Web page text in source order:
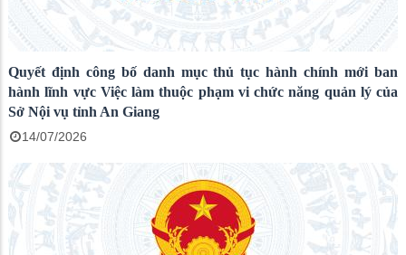
Quyết định công bố danh mục thủ tục hành chính mới ban
hành lĩnh vực Việc làm thuộc phạm vi chức năng quản lý của
Sở Nội vụ tỉnh An Giang
14/07/2026